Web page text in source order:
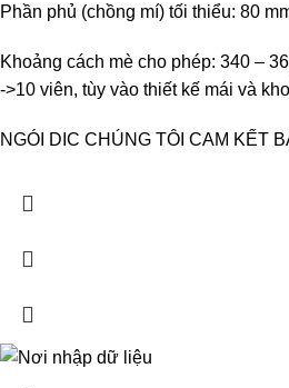
Phần phủ (chồng mí) tối thiểu: 80
Khoảng cách mè cho phép: 340 –
->10 viên, tùy vào thiết kế mái và
NGÓI DIC CHÚNG TÔI CAM KẾT